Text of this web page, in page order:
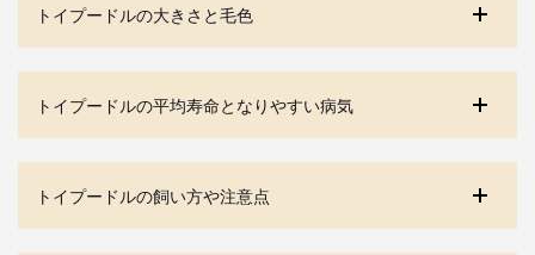
トイプードルの大きさと毛色
トイプードルの平均寿命となりやすい病気
トイプードルの飼い方や注意点